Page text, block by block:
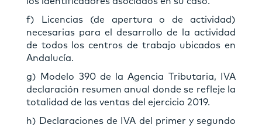
f) Licencias (de apertura o de actividad)
necesarias para el desarrollo de la actividad
de todos los centros de trabajo ubicados en
Andalucía.
g) Modelo 390 de la Agencia Tributaria, IVA
declaración resumen anual donde se refleje la
totalidad de las ventas del ejercicio 2019.
h) Declaraciones de IVA del primer y segundo